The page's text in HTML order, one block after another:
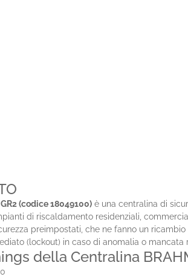
(codice 18049100) è una centralina di
di riscaldamento residenziali,
preimpostati, che ne fanno un
(lockout) in caso di anomalia o mancata
della Centralina